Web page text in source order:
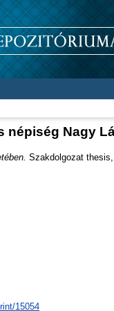
népiség Nagy
Szakdolgozat
15054